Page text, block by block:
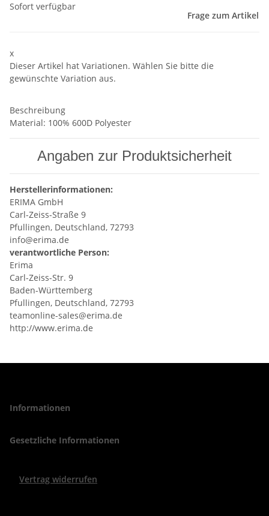
Sofort verfügbar
Frage zum Artikel
x
Dieser Artikel hat Variationen. Wählen Sie bitte die
gewünschte Variation aus.
Beschreibung
Material: 100% 600D Polyester
Angaben zur Produktsicherheit
Herstellerinformationen:
ERIMA GmbH
Carl-Zeiss-Straße 9
Pfullingen, Deutschland, 72793
info@erima.de
verantwortliche Person:
Erima
Carl-Zeiss-Str. 9
Baden-Württemberg
Pfullingen, Deutschland, 72793
teamonline-sales@erima.de
http://www.erima.de
Informationen
Gesetzliche Informationen
Vertrag widerrufen